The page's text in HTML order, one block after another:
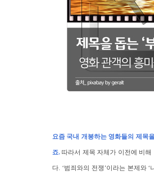
요즘 국내 개봉하는 영화들의 제목
죠. 따라서 제목 자체가 이전에 비
다. ‘범죄와의 전쟁’이라는 본제와